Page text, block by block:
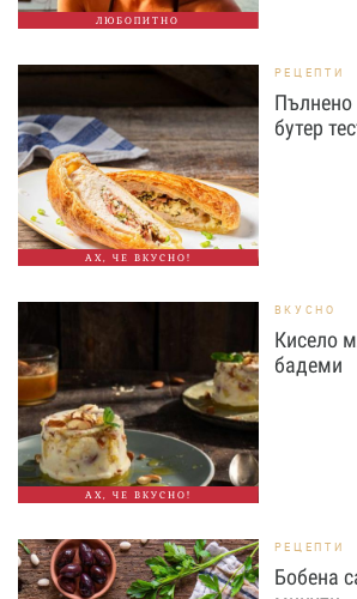
ЛЮБОПИТНО
АХ, ЧЕ ВКУСНО!
РЕЦЕПТИ
бутер
АХ, ЧЕ ВКУСНО!
ВКУСНО
Кисело
бадеми
РЕЦЕПТИ
Бобена